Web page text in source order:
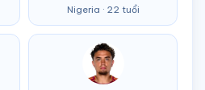
Nigeria · 22 tuổi